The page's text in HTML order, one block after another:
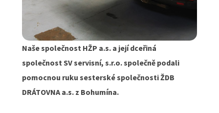
Naše společnost HŽP a.s. a její dceřiná
společnost SV servisní, s.r.o. společně podali
pomocnou ruku sesterské společnosti ŽDB
DRÁTOVNA a.s. z Bohumína.